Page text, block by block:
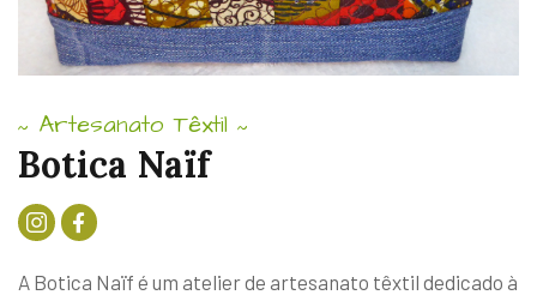
~ Artesanato Têxtil ~
Botica Naïf
A Botica Naïf é um atelier de artesanato têxtil dedicado à